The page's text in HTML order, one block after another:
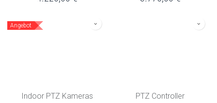
Angebot
Indoor PTZ Kameras PTZ Controller